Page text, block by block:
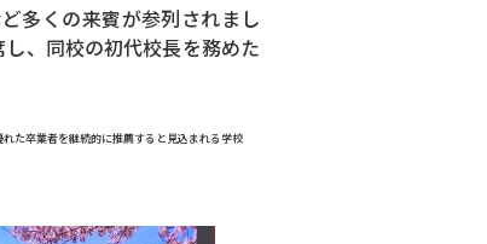
多くの来賓が参列されまし
、同校の初代校長を務めた
た卒業者を継続的に推薦すると見込まれる学校